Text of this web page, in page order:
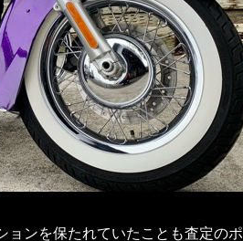
ンを保たれていたことも査定のポ